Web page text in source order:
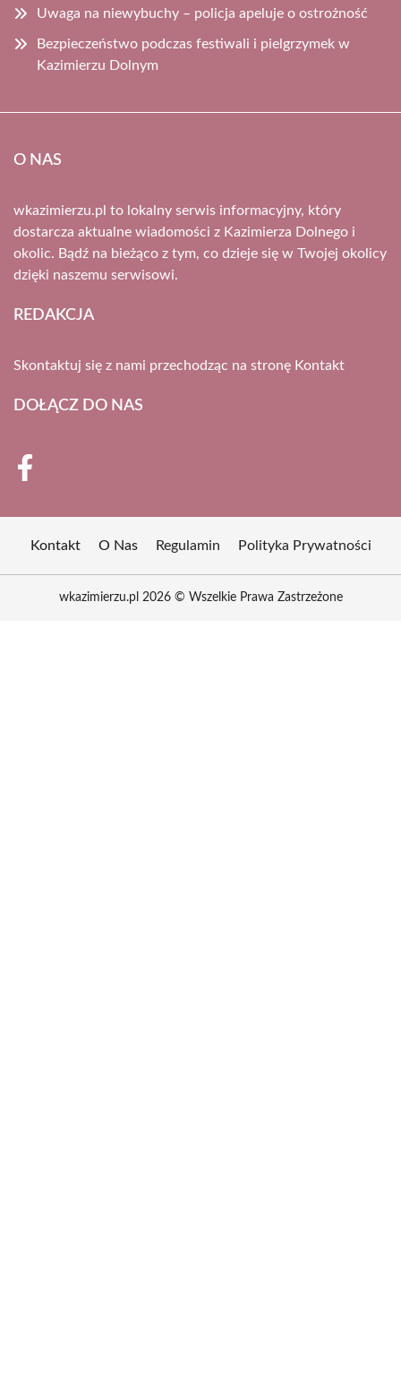
Uwaga na niewybuchy – policja apeluje o ostrożność
Bezpieczeństwo podczas festiwali i pielgrzymek w
Kazimierzu Dolnym
O NAS
wkazimierzu.pl to lokalny serwis informacyjny, który
dostarcza aktualne wiadomości z Kazimierza Dolnego i
okolic. Bądź na bieżąco z tym, co dzieje się w Twojej okolicy
dzięki naszemu serwisowi.
REDAKCJA
Skontaktuj się z nami przechodząc na stronę Kontakt
DOŁĄCZ DO NAS
Kontakt O Nas Regulamin Polityka Prywatności
wkazimierzu.pl 2026 © Wszelkie Prawa Zastrzeżone